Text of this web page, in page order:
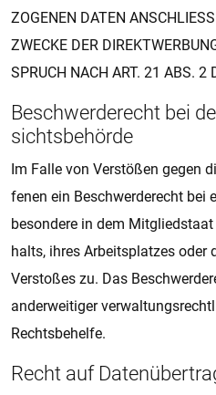
ZO­GE­NEN DATEN
ZWE­CKE DER
SPRUCH NACH ART. 21 ABS. 2
Be­schwer­de­recht bei
sichts­­­be­hör­de
Im Falle von Ver­stö­ßen gegen
fe­nen ein Be­schwer­de­recht bei
be­son­de­re in dem
halts, ihres Ar­beits­plat­zes oder
Ver­sto­ßes zu. Das
an­der­wei­ti­ger
Rechts­be­hel­fe.
Recht auf